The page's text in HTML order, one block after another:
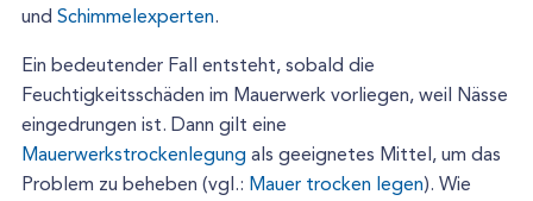
und Schimmelexperten.
Ein bedeutender Fall entsteht, sobald die
Feuchtigkeitsschäden im Mauerwerk vorliegen, weil Nässe
eingedrungen ist. Dann gilt eine
Mauerwerkstrockenlegung als geeignetes Mittel, um das
Problem zu beheben (vgl.: Mauer trocken legen). Wie